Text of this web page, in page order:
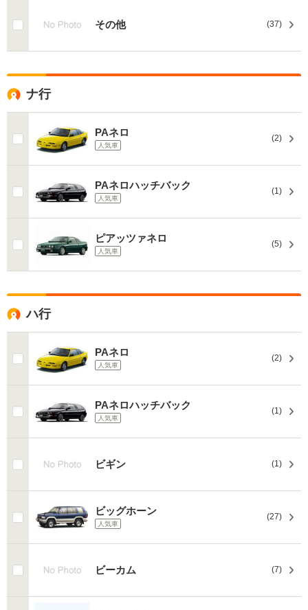
その他 (37)
ナ行
PAネロ
人気車
(2)
PAネロハッチバック
人気車
(1)
ピアッツァネロ
人気車
(5)
ハ行
PAネロ
人気車
(2)
PAネロハッチバック
人気車
(1)
ビギン (1)
ビッグホーン
人気車
(27)
ビーカム (7)